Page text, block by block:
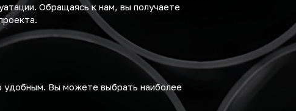
Обращаясь к нам, вы получаете
удобным. Вы можете выбрать наиболее